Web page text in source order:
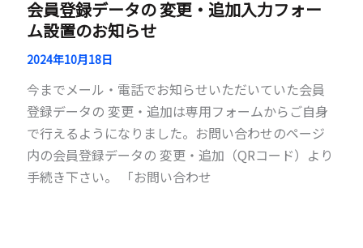
会員登録データの 変更・追加入力フォー
ム設置のお知らせ
2024年10月18日
今までメール・電話でお知らせいただいていた会員
登録データの 変更・追加は専用フォームからご自身
で行えるようになりました。お問い合わせのページ
内の会員登録データの 変更・追加（QRコード）より
手続き下さい。 「お問い合わせ